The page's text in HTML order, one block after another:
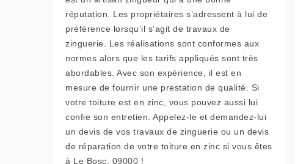
réputation. Les propriétaires s’adressent à lui de
préférence lorsqu’il s’agit de travaux de
zinguerie. Les réalisations sont conformes aux
normes alors que les tarifs appliqués sont très
abordables. Avec son expérience, il est en
mesure de fournir une prestation de qualité. Si
votre toiture est en zinc, vous pouvez aussi lui
confie son entretien. Appelez-le et demandez-lui
un devis de vos travaux de zinguerie ou un devis
de réparation de votre toiture en zinc si vous êtes
à Le Bosc, 09000 !